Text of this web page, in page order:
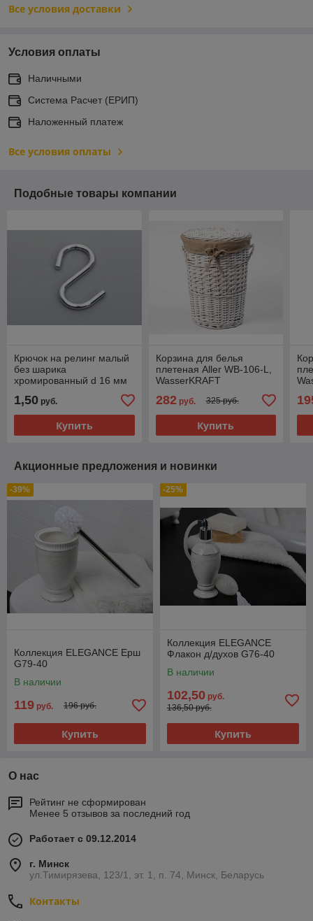
Все условия доставки
Условия оплаты
Наличными
Система Расчет (ЕРИП)
Наложенный платеж
Все условия оплаты
Подобные товары компании
Крючок на релинг малый
без шарика
хромированный d 16 мм
1,50 руб.
Купить
Корзина для белья
плетеная Aller WB-106-L,
WasserKRAFT
282руб. 325 руб.
Купить
Акционные предложения и новинки
-39%
Коллекция ELEGANCE Ерш
G79-40
В наличии
119 руб. 196 руб.
Купить
-25%
Коллекция ELEGANCE
Флакон д/духов G76-40
В наличии
102,50 руб.
136,50 руб.
Купить
О нас
Рейтинг не сформирован
Менее 5 отзывов за последний год
Работает с 09.12.2014
г. Минск
ул.Тимирязева, 123/1, эт. 1, п. 74, Минск, Беларусь
Контакты